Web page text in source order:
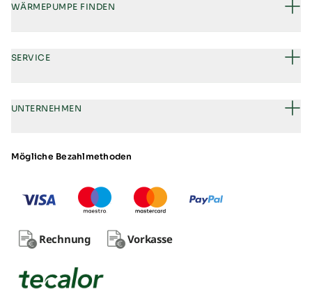
WÄRMEPUMPE FINDEN
SERVICE
UNTERNEHMEN
Mögliche Bezahlmethoden
Rechnung Vorkasse